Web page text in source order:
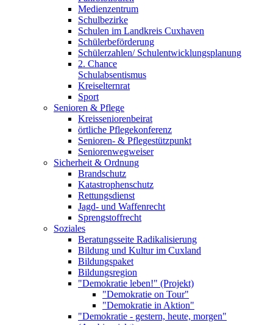
Medienzentrum
Schulbezirke
Schulen im Landkreis Cuxhaven
Schülerbeförderung
Schülerzahlen/ Schulentwicklungsplanung
2. Chance
Schulabsentismus
Kreiselternrat
Sport
Senioren & Pflege
Kreisseniorenbeirat
örtliche Pflegekonferenz
Senioren- & Pflegestützpunkt
Seniorenwegweiser
Sicherheit & Ordnung
Brandschutz
Katastrophenschutz
Rettungsdienst
Jagd- und Waffenrecht
Sprengstoffrecht
Soziales
Beratungsseite Radikalisierung
Bildung und Kultur im Cuxland
Bildungspaket
Bildungsregion
"Demokratie leben!" (Projekt)
"Demokratie on Tour"
"Demokratie in Aktion"
"Demokratie - gestern, heute, morgen"